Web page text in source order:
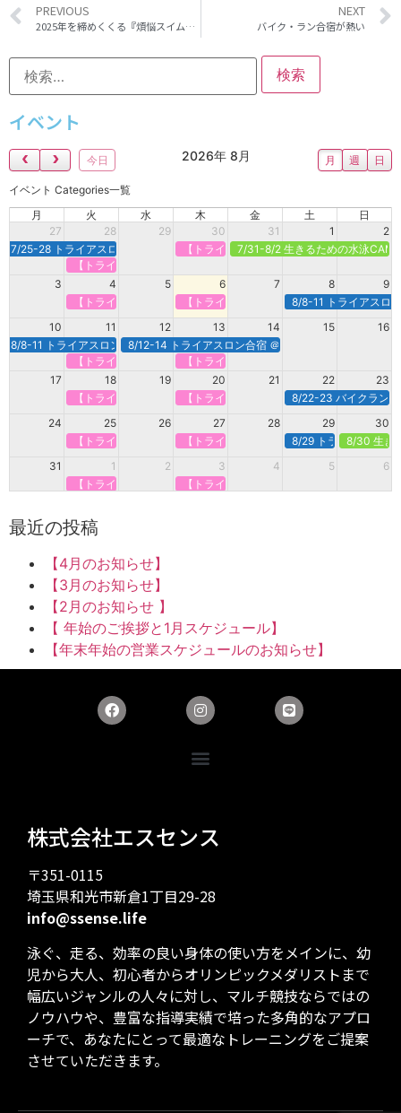
PREVIOUS
2025年を締めくくる『煩悩スイム』開催
NEXT
バイク・ラン合宿が熱い
イベント
今日 月 週 日
2026年 8月
イベント Categories一覧
月
火 水 木 金 土
日
27
28 29 30 31 1
2
7/25-28 トライアスロン合宿＠新潟県村上市【トライアスロンで強くなる】定期オンラ
7/31-8/2 生きるための水泳
【トライアスロンで強くなる】定期オンライン＠火曜
3
4 5 6 7 8
9
【トライアスロンで強くなる】定期オンライン＠火曜
【トライアスロンで強くなる】定期オンラ
8/8-11 トライアスロ
10
11 12 13 14 15
16
8/8-11 トライアスロン合宿＠白馬8/12-14 トライアスロン合宿 ＠諏訪・蓼科
【トライアスロンで強くなる】定期オンライン＠火曜
【トライアスロンで強くなる】定期オンラ
17
18 19 20 21 22
23
【トライアスロンで強くなる】定期オンライン＠火曜
【トライアスロンで強くなる】定期オンラ
8/22-23 バイクラン
24
25 26 27 28 29
30
【トライアスロンで強くなる】定期オンライン＠火曜
【トライアスロンで強くなる】定期オンラ
8/29 トライアスロン
8/30 生き
31
1 2 3 4 5
6
【トライアスロンで強くなる】定期オンライン＠火曜
【トライアスロンで強くなる】定期オンラ
最近の投稿
【4月のお知らせ】
【3月のお知らせ】
【2月のお知らせ 】
【 年始のご挨拶と1月スケジュール】
【年末年始の営業スケジュールのお知らせ】
株式会社エスセンス
〒351-0115
埼玉県和光市新倉1丁目29-28
info@ssense.life
泳ぐ、走る、効率の良い身体の使い方をメインに、幼
児から大人、初心者からオリンピックメダリストまで
幅広いジャンルの人々に対し、マルチ競技ならではの
ノウハウや、豊富な指導実績で培った多角的なアプロ
ーチで、あなたにとって最適なトレーニングをご提案
させていただきます。